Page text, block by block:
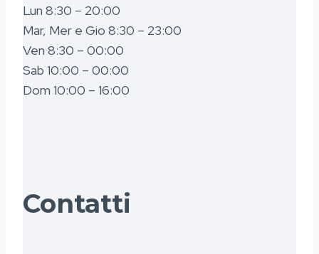
Lun 8:30 – 20:00
Mar, Mer e Gio 8:30 – 23:00
Ven 8:30 – 00:00
Sab 10:00 – 00:00
Dom 10:00 – 16:00
Contatti